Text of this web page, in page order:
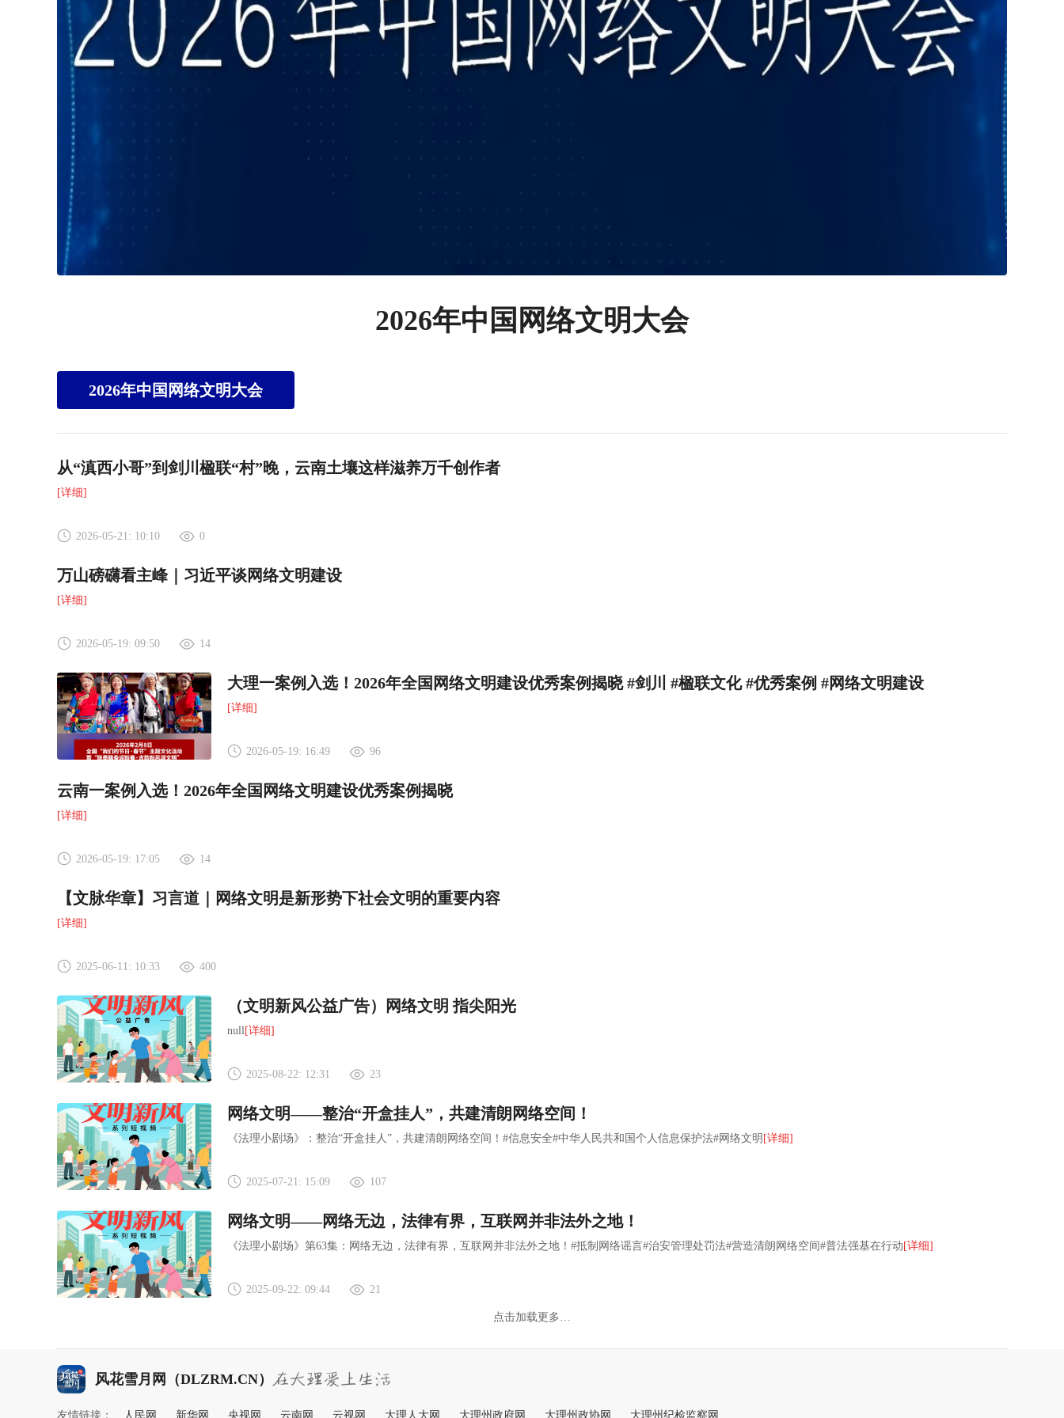
2026年中国网络文明大会
2026年中国网络文明大会
从“滇西小哥”到剑川楹联“村”晚，云南土壤这样滋养万千创作者
[详细]
2026-05-21: 10:10 0
万山磅礴看主峰｜习近平谈网络文明建设
[详细]
2026-05-19: 09:50 14
大理一案例入选！2026年全国网络文明建设优秀案例揭晓 #剑川 #楹联文化 #优秀案例 #网络文明建设
[详细]
2026-05-19: 16:49 96
云南一案例入选！2026年全国网络文明建设优秀案例揭晓
[详细]
2026-05-19: 17:05 14
【文脉华章】习言道｜网络文明是新形势下社会文明的重要内容
[详细]
2025-06-11: 10:33 400
（文明新风公益广告）网络文明 指尖阳光
null[详细]
2025-08-22: 12:31 23
网络文明——整治“开盒挂人”，共建清朗网络空间！
《法理小剧场》：整治“开盒挂人”，共建清朗网络空间！#信息安全#中华人民共和国个人信息保护法#网络文明 [详细]
2025-07-21: 15:09 107
网络文明——网络无边，法律有界，互联网并非法外之地！
《法理小剧场》第63集：网络无边，法律有界，互联网并非法外之地！#抵制网络谣言#治安管理处罚法#营造清朗网络空间#普法强基在行动 [详细]
2025-09-22: 09:44 21
点击加载更多…
风花雪月网（DLZRM.CN）
友情链接： 人民网 新华网 央视网 云南网 云视网 大理人大网 大理州政府网 大理州政协网 大理州纪检监察网